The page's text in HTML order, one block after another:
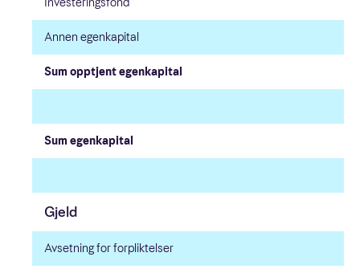
Annen egenkapital
Sum opptjent egenkapital
Sum egenkapital
Gjeld
Avsetning for forpliktelser